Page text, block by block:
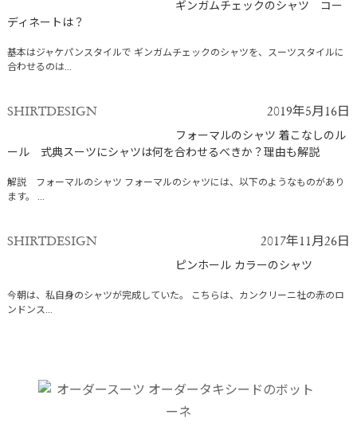
ギンガムチェックのシャツ コー
ディネートは？
基本はジャケパンスタイルで ギンガムチェックのシャツを、スーツスタイルに
合わせるのは...
SHIRTDESIGN 2019年5月16日
フォーマルのシャツ 着こなしのル
ール 式典スーツにシャツは何を合わせるべきか？理由も解説
解説 フォーマルのシャツ フォーマルのシャツには、以下のようなものがあり
ます。 ...
SHIRTDESIGN 2017年11月26日
ピンホール カラーのシャツ
今朝は、私自身のシャツが完成していた。 こちらは、カンクリーニ社の赤のロ
ンドンス...